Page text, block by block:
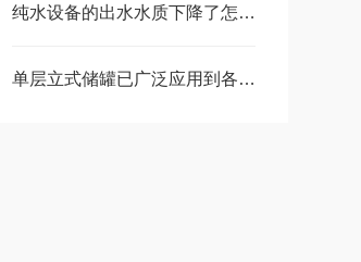
纯水设备的出水水质下降了怎么办？
单层立式储罐已广泛应用到各大工业中